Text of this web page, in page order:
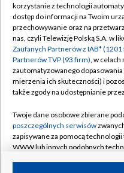
Abonament TVP
Emisja w TVP
Centrum informacji TVP
Naziemna Telewizja
Rada Programowa
System NOS
Informacje o nadawcy
korzystanie z technologii
dostęp do informacji na Twoim
przechowywanie oraz na
nas, czyli Telewizję Polską S.A. w
Zaufanych Partnerów z IAB*
Partnerów TVP (93 firm), w
zautomatyzowanego
mierzenia ich skuteczności) i
także zgody na udostępnianie
Twoje dane osobowe zbierane
poszczególnych serwisów
zapisywane za pomocą
WWW lub innych podobnych